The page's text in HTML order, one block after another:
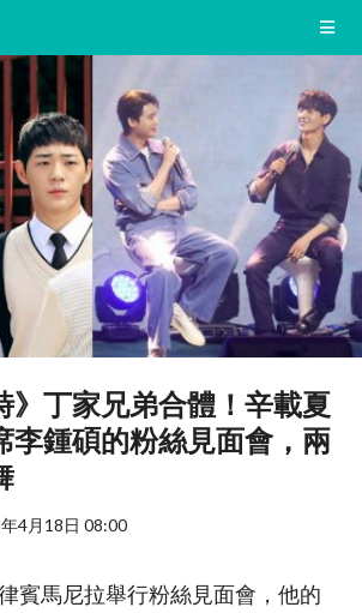
》丁家兄弟合體！辛載夏
李鍾碩的粉絲見面會，兩
4月18日 08:00
賓馬尼拉舉行粉絲見面會，他的